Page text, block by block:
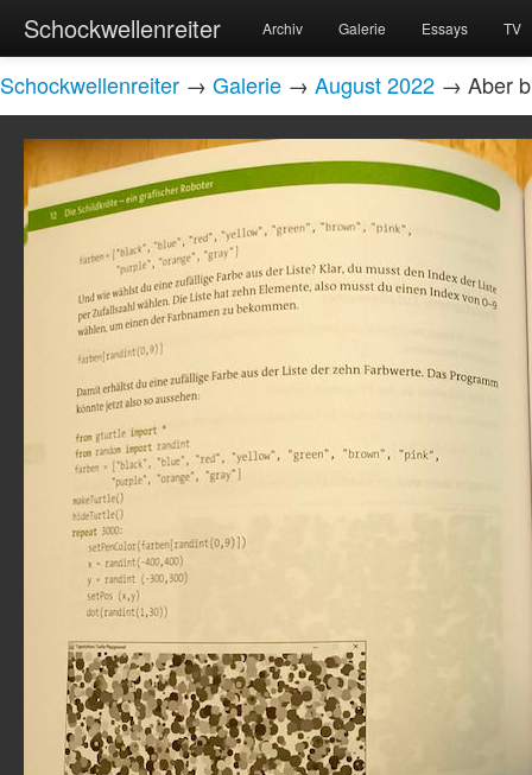
Schockwellenreiter Archiv Galerie Essays TV
Schockwellenreiter → Galerie → August 2022 → Aber